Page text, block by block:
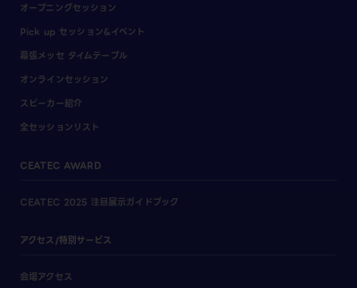
オープニングセッション
Pick up セッション&イベント
幕張メッセ タイムテーブル
オンラインセッション
スピーカー紹介
全セッションリスト
CEATEC AWARD
CEATEC 2025 注目展示ガイドブック
アクセス/特別サービス
会場アクセス